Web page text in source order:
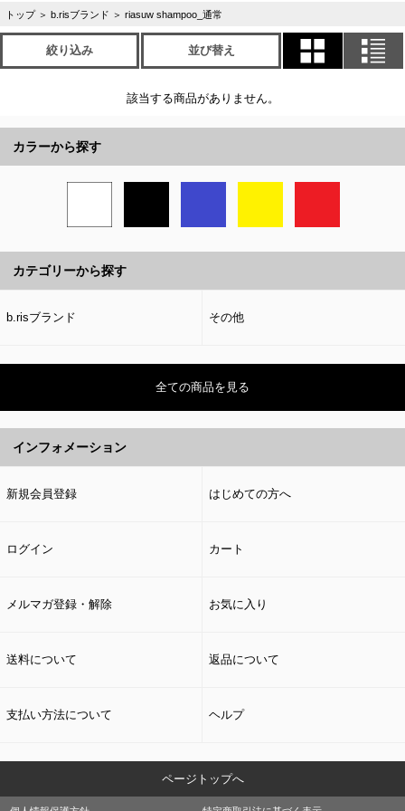
トップ ＞ b.risブランド ＞ riasuw shampoo_通常
絞り込み 並び替え
該当する商品がありません。
カラーから探す
カテゴリーから探す
b.risブランド その他
全ての商品を見る
インフォメーション
新規会員登録 はじめての方へ
ログイン カート
メルマガ登録・解除 お気に入り
送料について 返品について
支払い方法について ヘルプ
ページトップへ